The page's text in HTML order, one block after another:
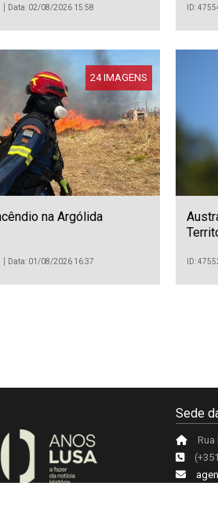
Data: 02/08/2026 15:58 ID:
24 IMAGENS
na Argólida
Data: 01/08/2026 16:37 ID:
Sede